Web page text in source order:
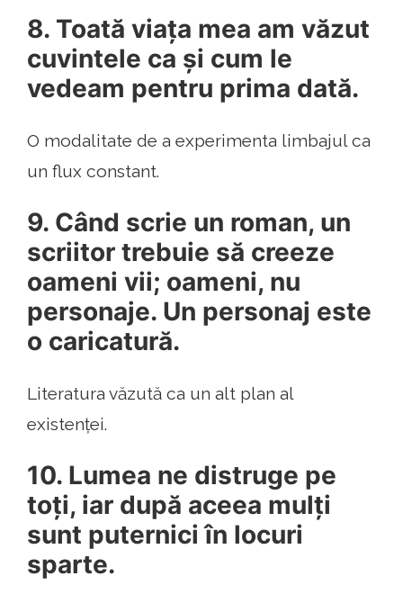
8. Toată viața mea am văzut
cuvintele ca și cum le
vedeam pentru prima dată.
O modalitate de a experimenta limbajul ca
un flux constant.
9. Când scrie un roman, un
scriitor trebuie să creeze
oameni vii; oameni, nu
personaje. Un personaj este
o caricatură.
Literatura văzută ca un alt plan al
existenței.
10. Lumea ne distruge pe
toți, iar după aceea mulți
sunt puternici în locuri
sparte.